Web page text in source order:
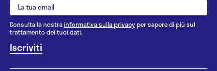
Consulta la nostrainformativa sulla privacy per sapere di più sul
trattamento dei tuoi dati.